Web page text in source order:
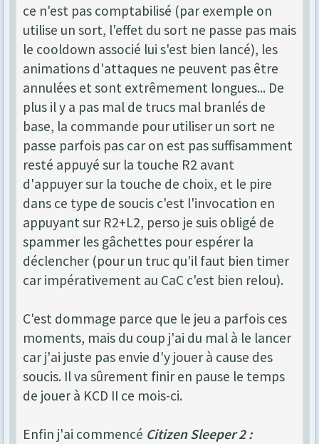
ce n'est pas comptabilisé (par exemple on
utilise un sort, l'effet du sort ne passe pas mais
le cooldown associé lui s'est bien lancé), les
animations d'attaques ne peuvent pas être
annulées et sont extrêmement longues... De
plus il y a pas mal de trucs mal branlés de
base, la commande pour utiliser un sort ne
passe parfois pas car on est pas suffisamment
resté appuyé sur la touche R2 avant
d'appuyer sur la touche de choix, et le pire
dans ce type de soucis c'est l'invocation en
appuyant sur R2+L2, perso je suis obligé de
spammer les gâchettes pour espérer la
déclencher (pour un truc qu'il faut bien timer
car impérativement au CaC c'est bien relou).
C'est dommage parce que le jeu a parfois ces
moments, mais du coup j'ai du mal à le lancer
car j'ai juste pas envie d'y jouer à cause des
soucis. Il va sûrement finir en pause le temps
de jouer à KCD II ce mois-ci.
Enfin j'ai commencé Citizen Sleeper 2 :